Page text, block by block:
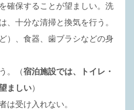
確保することが望ましい。洗
、十分な清掃と換気を行う。
）、食器、歯ブラシなどの身
。（宿泊施設では、トイレ・
ましい）
は受け入れない。